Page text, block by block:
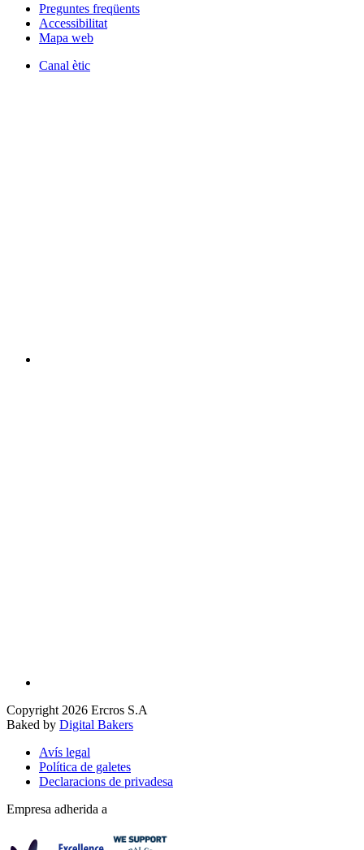
Preguntes freqüents
Accessibilitat
Mapa web
Canal ètic
Copyright 2026 Ercros S.A
Baked by Digital Bakers
Avís legal
Política de galetes
Declaracions de privadesa
Empresa adherida a